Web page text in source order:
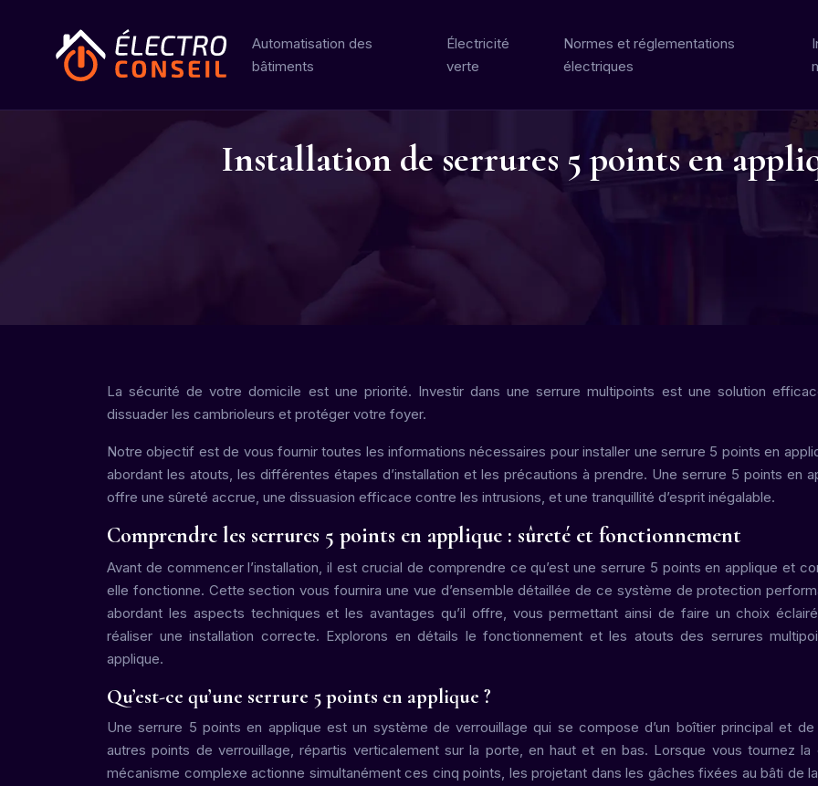
Automatisation des
bâtiments
Électricité
verte
Normes et réglementations
électriques
Installation de serrures 5 points en
La sécurité de votre domicile est une priorité. Investir dans une serrure multipoints est une solution
dissuader les cambrioleurs et protéger votre foyer.
Notre objectif est de vous fournir toutes les informations nécessaires pour installer une serrure 5 points en
abordant les atouts, les différentes étapes d’installation et les précautions à prendre. Une serrure 5 points en
offre une sûreté accrue, une dissuasion efficace contre les intrusions, et une tranquillité d’esprit inégalable.
Comprendre les serrures 5 points en applique : sûreté et fonctionnement
Avant de commencer l’installation, il est crucial de comprendre ce qu’est une serrure 5 points en applique et
elle fonctionne. Cette section vous fournira une vue d’ensemble détaillée de ce système de protection
abordant les aspects techniques et les avantages qu’il offre, vous permettant ainsi de faire un choix
réaliser une installation correcte. Explorons en détails le fonctionnement et les atouts des serrures
applique.
Qu’est-ce qu’une serrure 5 points en applique ?
Une serrure 5 points en applique est un système de verrouillage qui se compose d’un boîtier principal et de
autres points de verrouillage, répartis verticalement sur la porte, en haut et en bas. Lorsque vous tournez la
mécanisme complexe actionne simultanément ces cinq points, les projetant dans les gâches fixées au bâti de